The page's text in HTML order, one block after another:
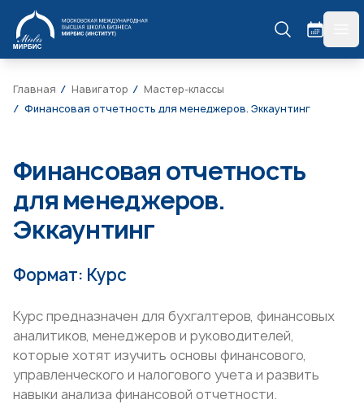
МИРБИС
Главная Навигатор
Мастер-классы
Финансовая отчетность для менеджеров. Эккаунтинг
Финансовая отчетность
для менеджеров.
Эккаунтинг
Формат: Курс
Курс предназначен для бухгалтеров, финансовых
аналитиков, менеджеров и руководителей,
которые хотят изучить основы финансового,
управленческого и налогового учета и развить
навыки анализа финансовой отчетности.